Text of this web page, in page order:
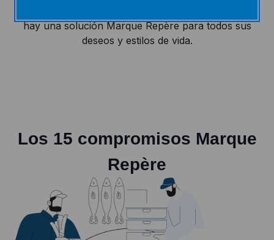
hay una solución Marque Repère para todos sus
deseos y estilos de vida.
Los 15 compromisos Marque
Repère